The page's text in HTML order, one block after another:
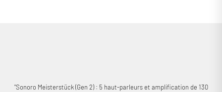
"Sonoro Meisterstück (Gen 2) : 5 haut-parleurs et amplification de 130